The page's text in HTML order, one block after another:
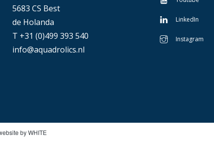
5683 CS Best
de Holanda
T +31 (0)499 393 540
info@aquadrolics.nl
LinkedIn
Instagram
by WHITE